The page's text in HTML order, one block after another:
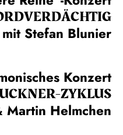
mit Stefan Blunier
Konzert
ZYKLUS
Martin Helmchen